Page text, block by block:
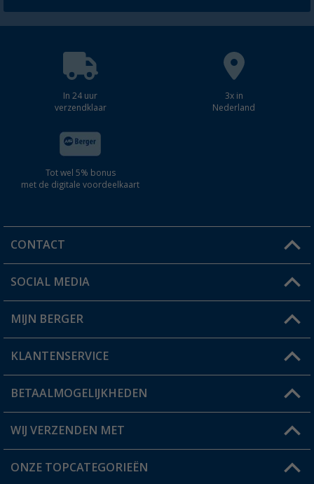
In 24 uur
verzendklaar
3x in
Nederland
Tot wel 5% bonus
met de digitale voordeelkaart
CONTACT
Een vraag?
Winkel vinden
SOCIAL MEDIA
MIJN BERGER
Mijn account
Status bestelling
Verlanglijstje
KLANTENSERVICE
FAQ & Contact
Verzendinformatie
BETAALMOGELIJKHEDEN
WIJ VERZENDEN MET
ONZE TOPCATEGORIEËN